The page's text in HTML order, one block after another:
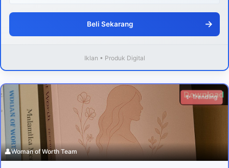
Beli Sekarang →
Iklan • Produk Digital
Download
✨ Trending
👤Woman of Worth Team